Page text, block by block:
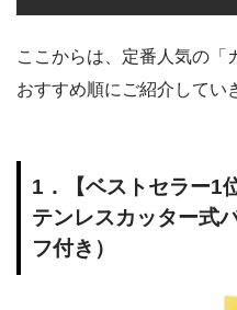
ここからは、定番人気の「
おすすめ順にご紹介してい
1．【ベストセラー1
テンレスカッター式
フ付き）